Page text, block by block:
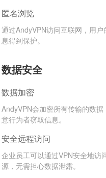
匿名浏览
通过AndyVPN访问互联网，用
息得到保护。
数据安全
数据加密
AndyVPN会加密所有传输的数
意行为者窃取信息。
安全远程访问
企业员工可以通过VPN安全地访
源，无需担心数据泄露。